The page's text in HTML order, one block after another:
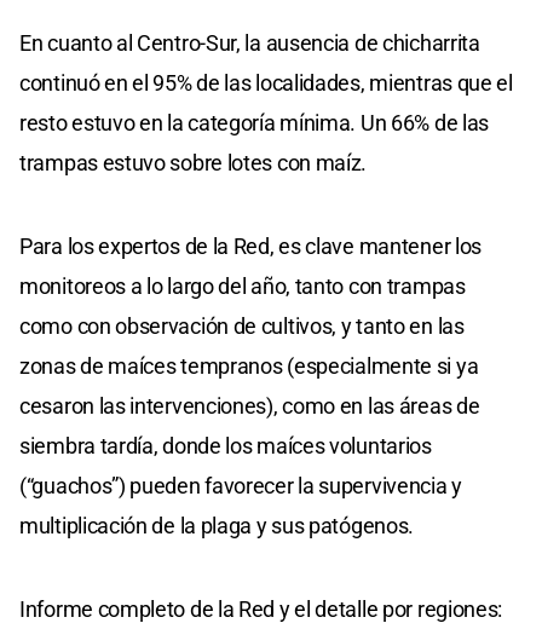
En cuanto al Centro-Sur, la ausencia de chicharrita
continuó en el 95% de las localidades, mientras que el
resto estuvo en la categoría mínima. Un 66% de las
trampas estuvo sobre lotes con maíz.
Para los expertos de la Red, es clave mantener los
monitoreos a lo largo del año, tanto con trampas
como con observación de cultivos, y tanto en las
zonas de maíces tempranos (especialmente si ya
cesaron las intervenciones), como en las áreas de
siembra tardía, donde los maíces voluntarios
(“guachos”) pueden favorecer la supervivencia y
multiplicación de la plaga y sus patógenos.
Informe completo de la Red y el detalle por regiones: